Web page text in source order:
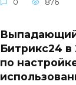
0 876
Битрикс24 в
по